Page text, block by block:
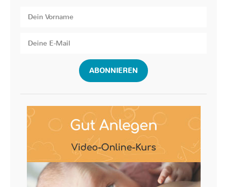
ABONNIEREN